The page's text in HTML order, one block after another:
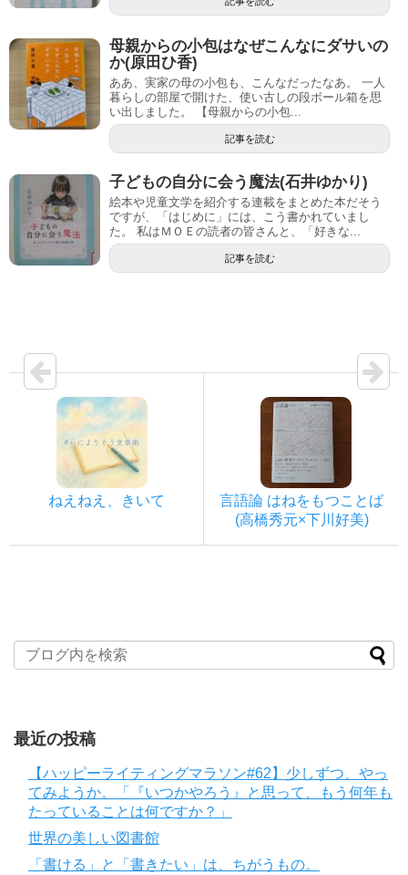
母親からの小包はなぜこんなにダサいの
か(原田ひ香)
ああ、実家の母の小包も、こんなだったなあ。 一人
暮らしの部屋で開けた、使い古しの段ボール箱を思
い出しました。 【母親からの小包...
記事を読む
子どもの自分に会う魔法(石井ゆかり)
絵本や児童文学を紹介する連載をまとめた本だそう
ですが、「はじめに」には、こう書かれていまし
た。 私はＭＯＥの読者の皆さんと、「好きな...
記事を読む
ねえねえ、きいて
言語論 はねをもつことば
(高橋秀元×下川好美)
最近の投稿
【ハッピーライティングマラソン#62】少しずつ、やっ
てみようか。「『いつかやろう』と思って、もう何年も
たっていることは何ですか？」
世界の美しい図書館
「書ける」と「書きたい」は、ちがうもの。